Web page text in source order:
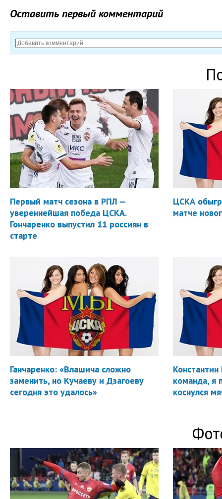
Оставить первый комментарий
Первый матч сезона в РПЛ —
увереннейшая победа ЦСКА.
Гончаренко выпустил 11 россиян в
старте
ЦСКА
матче
Ганчаренко: «Влашича сложно
заменить, но Кучаеву и Дзагоеву
сегодня это удалось»
Константин
команда, я
коснулся